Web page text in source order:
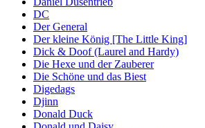
DC
Der General
Der kleine König [The Little King]
Dick & Doof (Laurel and Hardy)
Die Hexe und der Zauberer
Die Schöne und das Biest
Digedags
Djinn
Donald Duck